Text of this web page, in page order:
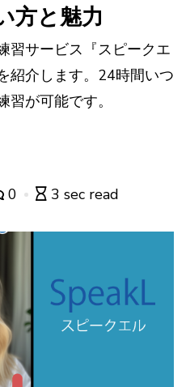
方と魅力
習サービス『スピークエ
紹介します。24時間いつ
が可能です。
0 3 sec read